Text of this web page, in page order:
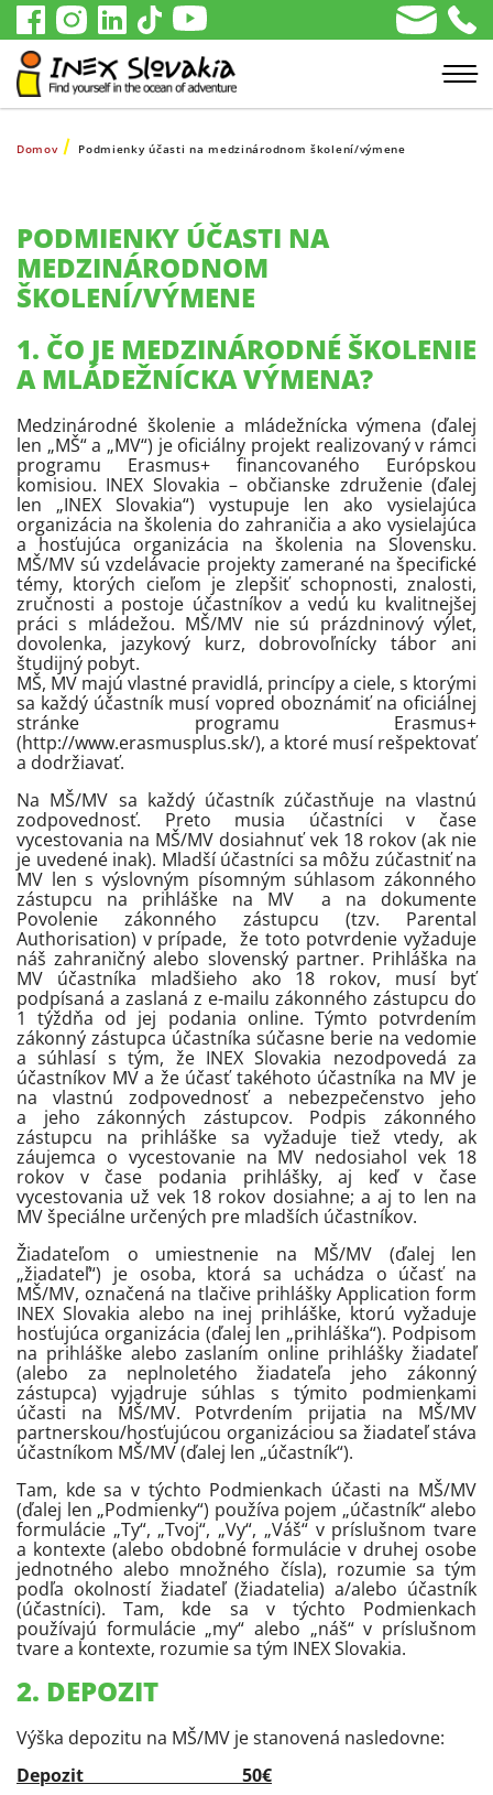
Domov Podmienky účasti na medzinárodnom školení/výmene
PODMIENKY ÚČASTI NA
MEDZINÁRODNOM
ŠKOLENÍ/VÝMENE
1. ČO JE MEDZINÁRODNÉ ŠKOLENIE
A MLÁDEŽNÍCKA VÝMENA?
Medzinárodné školenie a mládežnícka výmena (ďalej
len „MŠ“ a „MV“) je oficiálny projekt realizovaný v rámci
programu Erasmus+ financovaného Európskou
komisiou. INEX Slovakia – občianske združenie (ďalej
len „INEX Slovakia“) vystupuje len ako vysielajúca
organizácia na školenia do zahraničia a ako vysielajúca
a hosťujúca organizácia na školenia na Slovensku.
MŠ/MV sú vzdelávacie projekty zamerané na špecifické
témy, ktorých cieľom je zlepšiť schopnosti, znalosti,
zručnosti a postoje účastníkov a vedú ku kvalitnejšej
práci s mládežou. MŠ/MV nie sú prázdninový výlet,
dovolenka, jazykový kurz, dobrovoľnícky tábor ani
študijný pobyt.
MŠ, MV majú vlastné pravidlá, princípy a ciele, s ktorými
sa každý účastník musí vopred oboznámiť na oficiálnej
stránke programu Erasmus+
(http://www.erasmusplus.sk/), a ktoré musí rešpektovať
a dodržiavať.
Na MŠ/MV sa každý účastník zúčastňuje na vlastnú
zodpovednosť. Preto musia účastníci v čase
vycestovania na MŠ/MV dosiahnuť vek 18 rokov (ak nie
je uvedené inak). Mladší účastníci sa môžu zúčastniť na
MV len s výslovným písomným súhlasom zákonného
zástupcu na prihláške na MV a na dokumente
Povolenie zákonného zástupcu (tzv. Parental
Authorisation) v prípade, že toto potvrdenie vyžaduje
náš zahraničný alebo slovenský partner. Prihláška na
MV účastníka mladšieho ako 18 rokov, musí byť
podpísaná a zaslaná z e-mailu zákonného zástupcu do
1 týždňa od jej podania online. Týmto potvrdením
zákonný zástupca účastníka súčasne berie na vedomie
a súhlasí s tým, že INEX Slovakia nezodpovedá za
účastníkov MV a že účasť takéhoto účastníka na MV je
na vlastnú zodpovednosť a nebezpečenstvo jeho
a jeho zákonných zástupcov. Podpis zákonného
zástupcu na prihláške sa vyžaduje tiež vtedy, ak
záujemca o vycestovanie na MV nedosiahol vek 18
rokov v čase podania prihlášky, aj keď v čase
vycestovania už vek 18 rokov dosiahne; a aj to len na
MV špeciálne určených pre mladších účastníkov.
Žiadateľom o umiestnenie na MŠ/MV (ďalej len
„žiadateľ“) je osoba, ktorá sa uchádza o účasť na
MŠ/MV, označená na tlačive prihlášky Application form
INEX Slovakia alebo na inej prihláške, ktorú vyžaduje
hosťujúca organizácia (ďalej len „prihláška“). Podpisom
na prihláške alebo zaslaním online prihlášky žiadateľ
(alebo za neplnoletého žiadateľa jeho zákonný
zástupca) vyjadruje súhlas s týmito podmienkami
účasti na MŠ/MV. Potvrdením prijatia na MŠ/MV
partnerskou/hosťujúcou organizáciou sa žiadateľ stáva
účastníkom MŠ/MV (ďalej len „účastník“).
Tam, kde sa v týchto Podmienkach účasti na MŠ/MV
(ďalej len „Podmienky“) používa pojem „účastník“ alebo
formulácie „Ty“, „Tvoj“, „Vy“, „Váš“ v príslušnom tvare
a kontexte (alebo obdobné formulácie v druhej osobe
jednotného alebo množného čísla), rozumie sa tým
podľa okolností žiadateľ (žiadatelia) a/alebo účastník
(účastníci). Tam, kde sa v týchto Podmienkach
používajú formulácie „my“ alebo „náš“ v príslušnom
tvare a kontexte, rozumie sa tým INEX Slovakia.
2. DEPOZIT
Výška depozitu na MŠ/MV je stanovená nasledovne:
Depozit 50€